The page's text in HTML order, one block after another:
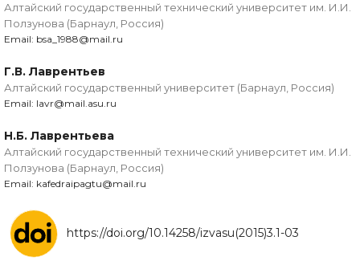
Алтайский государственный технический университет им. И.И.
Ползунова (Барнаул, Россия)
Email: bsa_1988@mail.ru
Г.В. Лаврентьев
Алтайский государственный университет (Барнаул, Россия)
Email: lavr@mail.asu.ru
Н.Б. Лаврентьева
Алтайский государственный технический университет им. И.И.
Ползунова (Барнаул, Россия)
Email: kafedraipagtu@mail.ru
https://doi.org/10.14258/izvasu(2015)3.1-03